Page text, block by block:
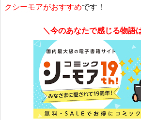
クシーモアがおすすめです！
＼今のあなたで感じる物語